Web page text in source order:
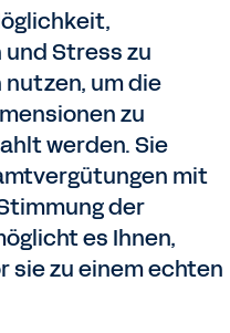
Stress zu
um die
zu
werden. Sie
mit
der
es Ihnen,
sie zu einem echten